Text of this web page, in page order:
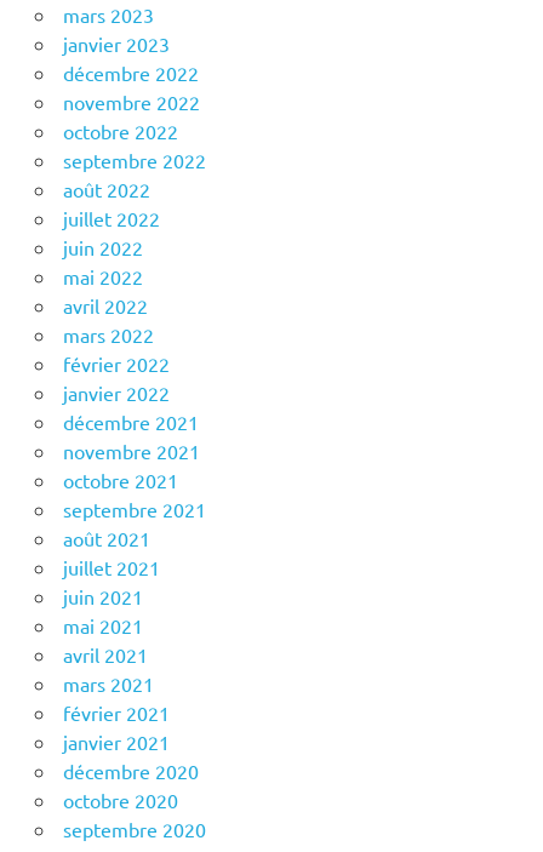
mars 2023
janvier 2023
décembre 2022
novembre 2022
octobre 2022
septembre 2022
août 2022
juillet 2022
juin 2022
mai 2022
avril 2022
mars 2022
février 2022
janvier 2022
décembre 2021
novembre 2021
octobre 2021
septembre 2021
août 2021
juillet 2021
juin 2021
mai 2021
avril 2021
mars 2021
février 2021
janvier 2021
décembre 2020
octobre 2020
septembre 2020